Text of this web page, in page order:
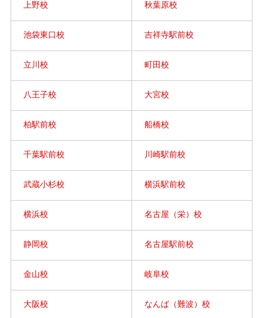
上野校 秋葉原校
池袋東口校 吉祥寺駅前校
立川校 町田校
八王子校 大宮校
柏駅前校 船橋校
千葉駅前校 川崎駅前校
武蔵小杉校 横浜駅前校
横浜校 名古屋（栄）校
静岡校 名古屋駅前校
金山校 岐阜校
大阪校 なんば（難波）校